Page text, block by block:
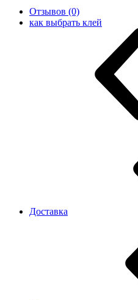
Отзывов (0)
как выбрать клей
Доставка